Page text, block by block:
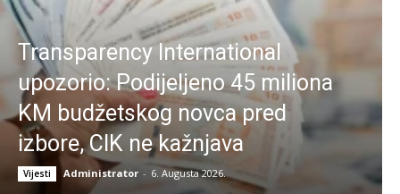
Transparency International
upozorio: Podijeljeno 45 miliona
KM budžetskog novca pred
izbore, CIK ne kažnjava
Vijesti Administrator - 6. Augusta 2026.